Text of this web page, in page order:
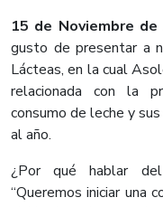
15 de Noviembre de
gusto de presentar a
Lácteas, en la cual
relacionada con la
consumo de leche y
al año.
¿Por qué hablar del
“Queremos iniciar una